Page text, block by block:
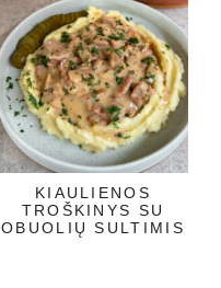
KIAULIENOS
TROŠKINYS SU
OBUOLIŲ SULTIMIS